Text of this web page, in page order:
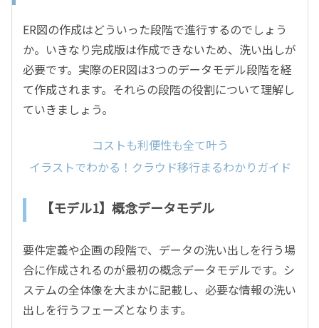
ER図の作成はどういった段階で進行するのでしょう
か。いきなり完成版は作成できないため、洗い出しが
必要です。実際のER図は3つのデータモデル段階を経
て作成されます。それらの段階の役割について理解し
ていきましょう。
コストも利便性も全て叶う
イラストでわかる！クラウド移行まるわかりガイド
【モデル1】概念データモデル
要件定義や企画の段階で、データの洗い出しを行う場
合に作成されるのが最初の概念データモデルです。シ
ステムの全体像を大まかに記載し、必要な情報の洗い
出しを行うフェーズとなります。